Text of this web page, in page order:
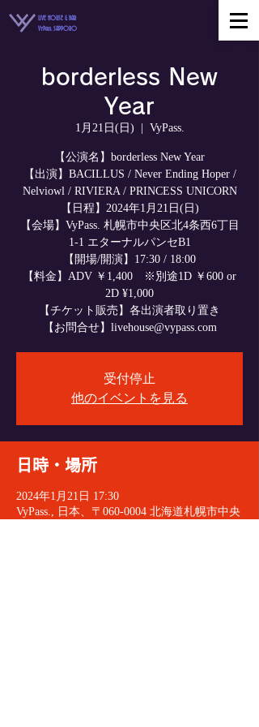
LIVE HOUSE & BAR
VyPass. SAPPORO
borderless New
Year
1月21日(日) VyPass.
【公演名】borderless New Year
【出演】BACILLUS / Never Ending Hoper /
Nelviowl / RIVIERA / PRINCESS UNICORN
【日程】2024年1月21日(日)
【会場】VyPass. 札幌市中央区北4条西6丁目
1-1 エターナルパンセB1
【開場/開演】17:30 / 18:00
【料金】ADV ￥1,400 ※別途1D ￥600 or
2D ¥1,000
【チケット販売】各出演者取り置き
【お問合せ】livehouse@vypass.com
受付停止
他のイベントを見る
日時・場所
2024年1月21日 17:30
VyPass., 日本、〒060-0004 北海道札幌市中央